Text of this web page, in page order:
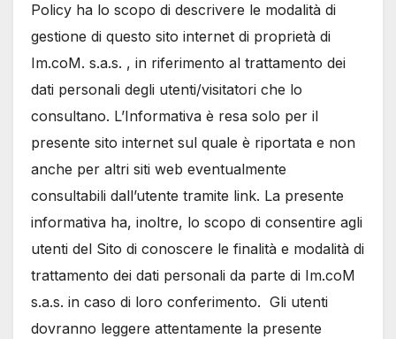
Policy ha lo scopo di descrivere le modalità di
gestione di questo sito internet di proprietà di
Im.coM. s.a.s. , in riferimento al trattamento dei
dati personali degli utenti/visitatori che lo
consultano. L’Informativa è resa solo per il
presente sito internet sul quale è riportata e non
anche per altri siti web eventualmente
consultabili dall’utente tramite link. La presente
informativa ha, inoltre, lo scopo di consentire agli
utenti del Sito di conoscere le finalità e modalità di
trattamento dei dati personali da parte di Im.coM
s.a.s. in caso di loro conferimento. Gli utenti
dovranno leggere attentamente la presente